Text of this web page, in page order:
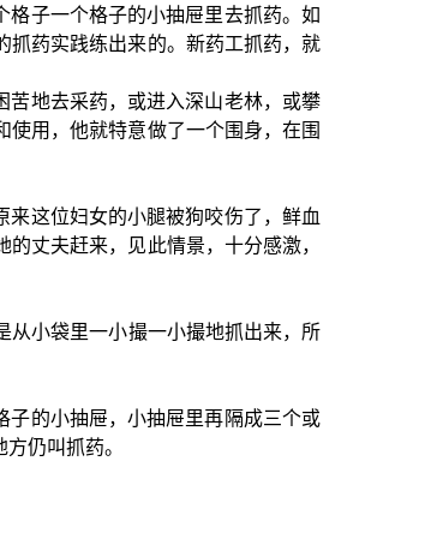
子一个格子的小抽屉里去抓药。如
抓药实践练出来的。新药工抓药，就
地去采药，或进入深山老林，或攀
用，他就特意做了一个围身，在围
这位妇女的小腿被狗咬伤了，鲜血
丈夫赶来，见此情景，十分感激，
小袋里一小撮一小撮地抓出来，所
的小抽屉，小抽屉里再隔成三个或
仍叫抓药。